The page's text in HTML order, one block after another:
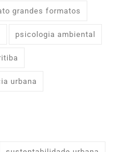
grandes formatos
psicologia ambiental
urbana